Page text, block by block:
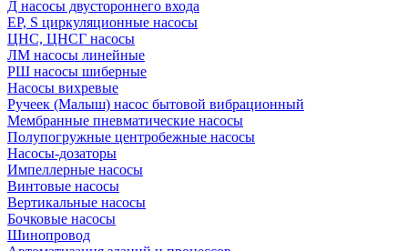
Д насосы двустороннего входа
EP, S циркуляционные насосы
ЦНС, ЦНСГ насосы
ЛМ насосы линейные
РШ насосы шиберные
Насосы вихревые
Ручеек (Малыш) насос бытовой вибрационный
Мембранные пневматические насосы
Полупогружные центробежные насосы
Насосы-дозаторы
Импеллерные насосы
Винтовые насосы
Вертикальные насосы
Бочковые насосы
Шинопровод